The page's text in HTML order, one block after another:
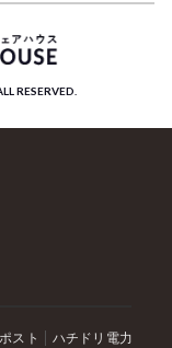
RESERVED.
スト ハチドリ電力